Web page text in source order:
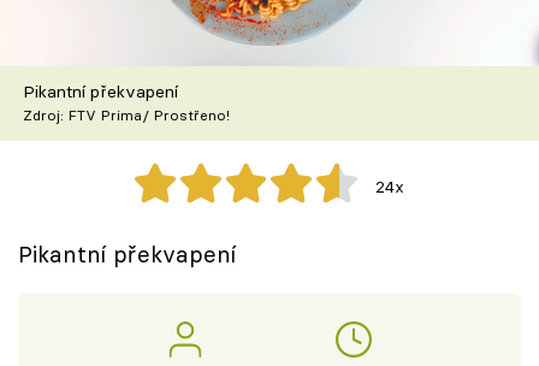
Recepty z TV
Speciál: Cuketa
Těhotnej kuchař
Sledujte prima+
Pikantní překvapení
Zdroj: FTV Prima/ Prostřeno!
24x
Pikantní překvapení